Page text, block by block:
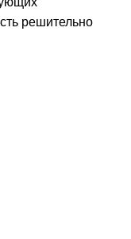
решительно